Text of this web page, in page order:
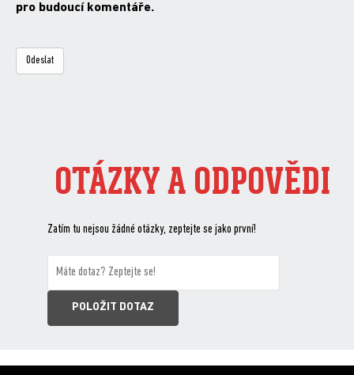
pro budoucí komentáře.
OTÁZKY A ODPOVĚDI
Zatím tu nejsou žádné otázky, zeptejte se jako první!